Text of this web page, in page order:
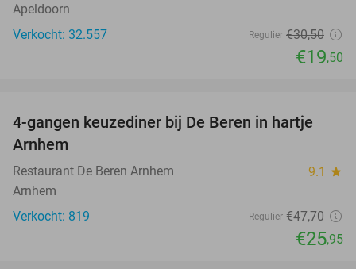
Apeldoorn
Verkocht: 32.557
Regulier €30,50
€19,50
46%
4-gangen keuzediner bij De Beren in hartje
Arnhem
Restaurant De Beren Arnhem 9.1 star
Arnhem
Verkocht: 819
Regulier €47,70
€25,95